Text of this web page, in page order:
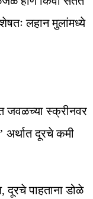
लहान मुलांमध्ये
जवळच्या स्क्रीनवर
अर्थात दूरचे कमी
पाहताना डोळे